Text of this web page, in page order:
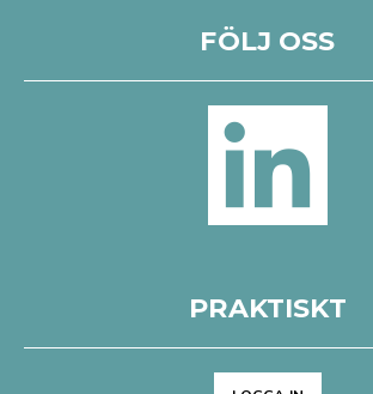
FÖLJ OSS
PRAKTISKT